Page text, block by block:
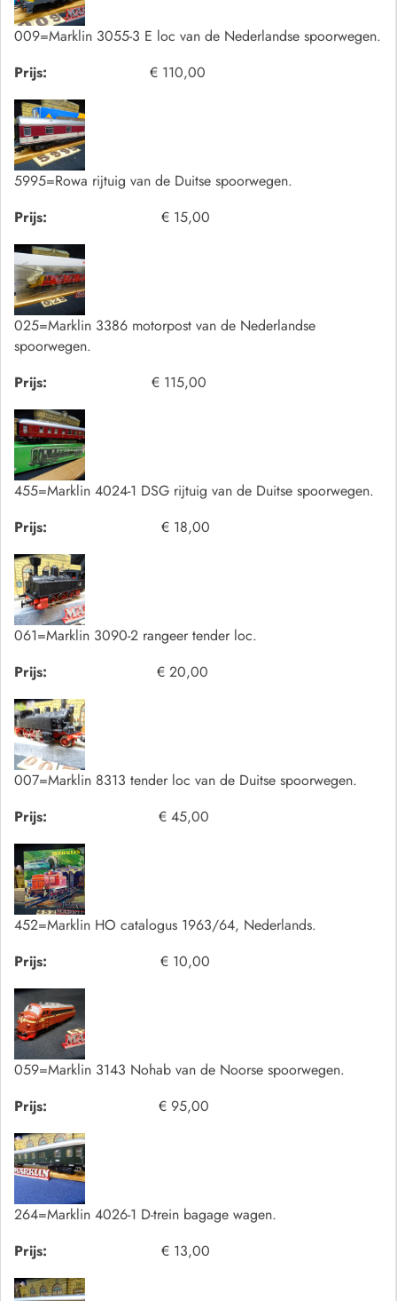
009=Marklin 3055-3 E loc van de Nederlandse spoorwegen.
Prijs:
€ 110,00
5995=Rowa rijtuig van de Duitse spoorwegen.
Prijs:
€ 15,00
025=Marklin 3386 motorpost van de Nederlandse
spoorwegen.
Prijs:
€ 115,00
455=Marklin 4024-1 DSG rijtuig van de Duitse spoorwegen.
Prijs:
€ 18,00
061=Marklin 3090-2 rangeer tender loc.
Prijs:
€ 20,00
007=Marklin 8313 tender loc van de Duitse spoorwegen.
Prijs:
€ 45,00
452=Marklin HO catalogus 1963/64, Nederlands.
Prijs:
€ 10,00
059=Marklin 3143 Nohab van de Noorse spoorwegen.
Prijs:
€ 95,00
264=Marklin 4026-1 D-trein bagage wagen.
Prijs:
€ 13,00